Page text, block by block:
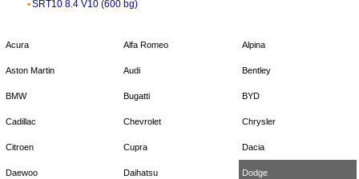
SRT10 8.4 V10 (600 bg)
Acura Alfa Romeo Alpina
Aston Martin Audi Bentley
BMW Bugatti BYD
Cadillac Chevrolet Chrysler
Citroen Cupra Dacia
Daewoo Daihatsu Dodge